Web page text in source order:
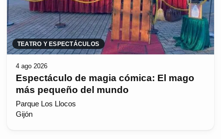
TEATRO Y ESPECTÁCULOS
4 ago 2026
Espectáculo de magia cómica: El mago
más pequeño del mundo
Parque Los Llocos
Gijón